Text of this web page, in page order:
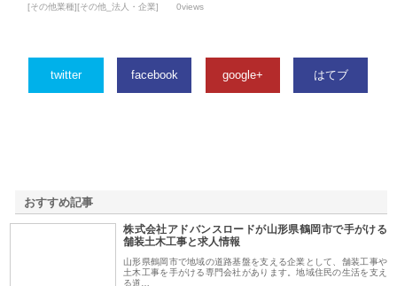
[その他業種][その他_法人・企業] 0views
twitter facebook google+ はてブ
おすすめ記事
株式会社アドバンスロードが山形県鶴岡市で手がける
舗装土木工事と求人情報
山形県鶴岡市で地域の道路基盤を支える企業として、舗装工事や
土木工事を手がける専門会社があります。地域住民の生活を支え
る道…